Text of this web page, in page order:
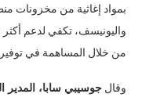
بمواد إغاثية من مخزونات
من خلال المساهمة في
وقال جوسيبي سابا، المدير